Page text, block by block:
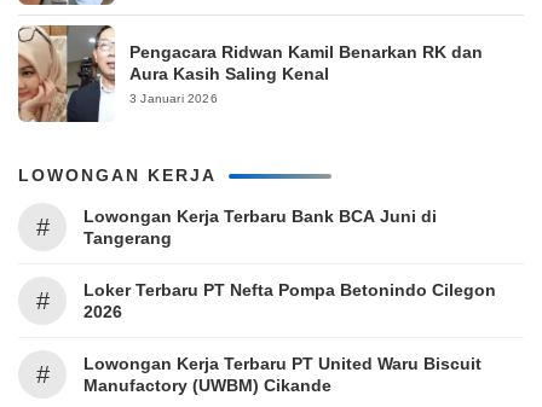
Pengacara Ridwan Kamil Benarkan RK dan
Aura Kasih Saling Kenal
3 Januari 2026
LOWONGAN KERJA
#
Lowongan Kerja Terbaru Bank BCA Juni di
Tangerang
#
Loker Terbaru PT Nefta Pompa Betonindo Cilegon
2026
#
Lowongan Kerja Terbaru PT United Waru Biscuit
Manufactory (UWBM) Cikande